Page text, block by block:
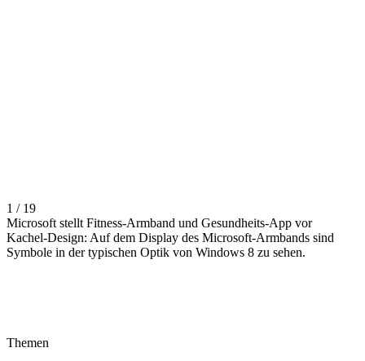
1 / 19
Microsoft stellt Fitness-Armband und Gesundheits-App vor
Kachel-Design: Auf dem Display des Microsoft-Armbands sind
Symbole in der typischen Optik von Windows 8 zu sehen.
Themen